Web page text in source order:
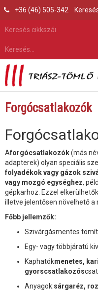
+36 (46) 505-342
Forgócsatlakozók
Aforgócsatlakozók(más
adapterek) olyan speciális
folyadékok vagy gázok
vagy mozgó egységhez,
gépkarhoz. Ezzel
illetve jelentősen növelhető
Főbb jellemzők:
Szivárgásmentes
Egy- vagy többjáratú
Kaphatókmenetes,
gyorscsatlakozós
Anyagok:sárgaréz,